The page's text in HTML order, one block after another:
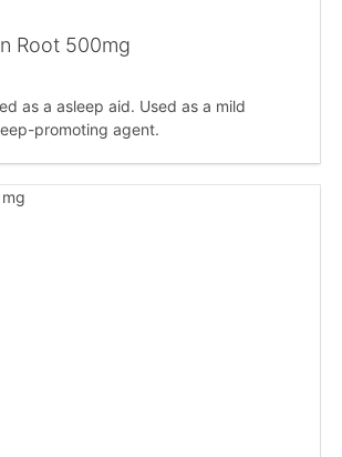
Root 500mg
as a asleep aid. Used as a mild
promoting agent.